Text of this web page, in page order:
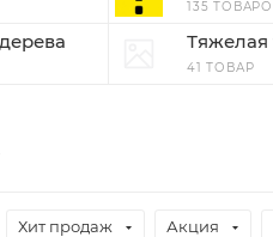
135
Тяжелая
41 ТОВАР
Хит продаж Акция